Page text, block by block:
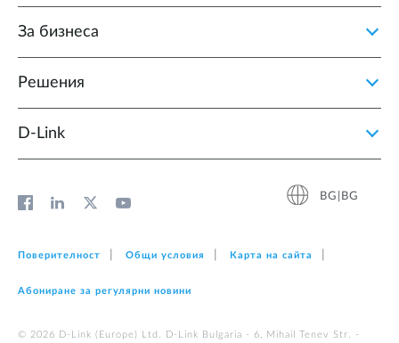
За бизнеса
Решения
D‑Link
BG|BG
Поверителност Общи условия Карта на сайта
Абониране за регулярни новини
© 2026 D‑Link (Europe) Ltd. D-Link Bulgaria - 6, Mihail Tenev Str. -